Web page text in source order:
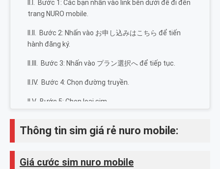
Bước 1: Các bạn nhấn vào link bên dưới để đi đến
trang NURO mobile.
Bước 2: Nhấn vào お申し込みはこちら để tiến
hành đăng ký.
Bước 3: Nhấn vào プラン選択へ để tiếp tục.
Bước 4: Chọn đường truyền.
Bước 5: Chọn loại sim.
Thông tin sim giá rẻ nuro mobile:
Giá cước sim nuro mobile